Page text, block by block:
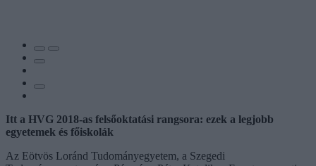
Itt a HVG 2018-as felsőoktatási rangsora: ezek a legjobb
egyetemek és főiskolák
Az Eötvös Loránd Tudományegyetem, a Szegedi